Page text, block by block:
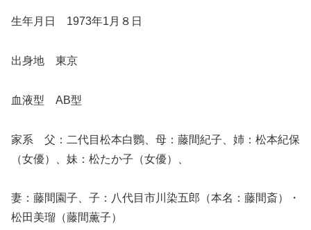
生年月日 1973年1月８日
出身地 東京
血液型 AB型
家系 父：二代目松本白鸚、母：藤間紀子、姉：松本紀保
（女優）、妹：松たか子（女優）、
妻：藤間園子、子：八代目市川染五郎（本名：藤間斎）・
松田美瑠（藤間薫子）